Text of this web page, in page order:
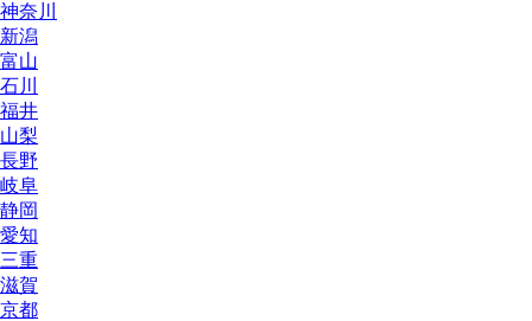
神奈川
新潟
富山
石川
福井
山梨
長野
岐阜
静岡
愛知
三重
滋賀
京都